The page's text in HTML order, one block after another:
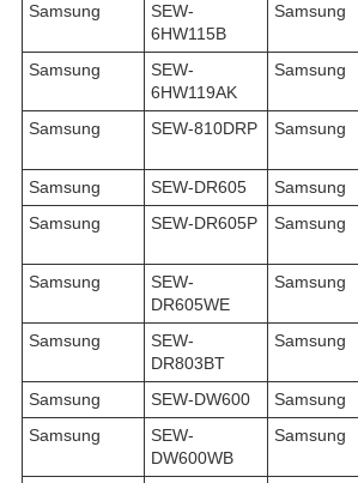
Samsung
SEW-
6HW115B
Samsung
Samsung
SEW-
6HW119AK
Samsung
Samsung SEW-810DRP Samsung
Samsung
SEW-DR605 Samsung
Samsung
SEW-DR605P Samsung
Samsung
SEW-
DR605WE
Samsung
Samsung
SEW-
DR803BT
Samsung
Samsung
SEW-DW600 Samsung
Samsung
SEW-
DW600WB
Samsung